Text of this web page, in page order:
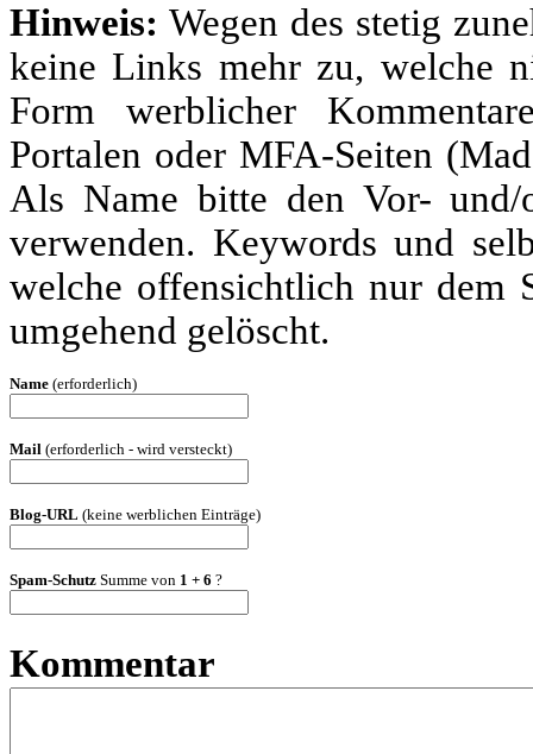
Hinweis: Wegen des stetig
keine Links mehr zu, welche
Form werblicher
Portalen oder MFA-Seiten
Als Name bitte den Vor- und/
verwenden. Keywords und
welche offensichtlich nur dem
umgehend gelöscht.
Name (erforderlich)
Mail (erforderlich - wird versteckt)
Blog-URL (keine werblichen Einträge)
Spam-Schutz Summe von 1 + 6 ?
Kommentar